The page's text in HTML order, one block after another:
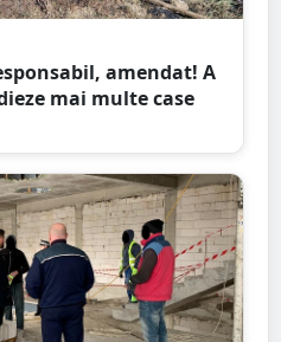
amendat! A
mai multe case